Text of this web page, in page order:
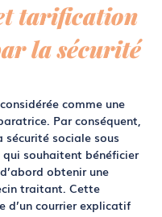
tarification
la sécurité
comme une
Par conséquent,
sociale sous
souhaitent bénéficier
obtenir une
traitant. Cette
d’un courrier explicatif